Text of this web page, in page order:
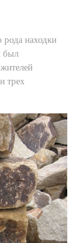
рода находки
был
трех